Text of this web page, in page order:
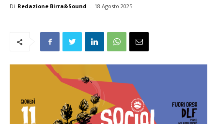
Di Redazione Birra&Sound - 18 Agosto 2025